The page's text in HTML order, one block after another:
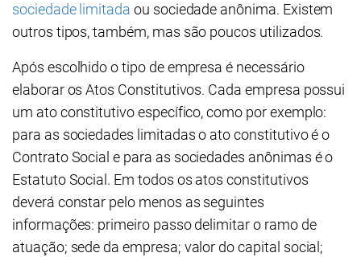
sociedade limitada ou sociedade anônima. Existem
outros tipos, também, mas são poucos utilizados.
Após escolhido o tipo de empresa é necessário
elaborar os Atos Constitutivos. Cada empresa possui
um ato constitutivo específico, como por exemplo:
para as sociedades limitadas o ato constitutivo é o
Contrato Social e para as sociedades anônimas é o
Estatuto Social. Em todos os atos constitutivos
deverá constar pelo menos as seguintes
informações: primeiro passo delimitar o ramo de
atuação; sede da empresa; valor do capital social;